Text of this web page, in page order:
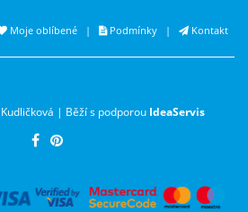
Moje oblíbené | Podmínky | Kontakt
| Běží s podporou IdeaServis